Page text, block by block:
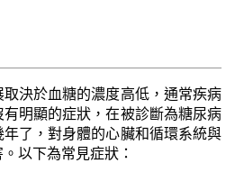
決於血糖的濃度高低，通常疾病
明顯的症狀，在被診斷為糖尿病
了，對身體的心臟和循環系統與
以下為常見症狀：